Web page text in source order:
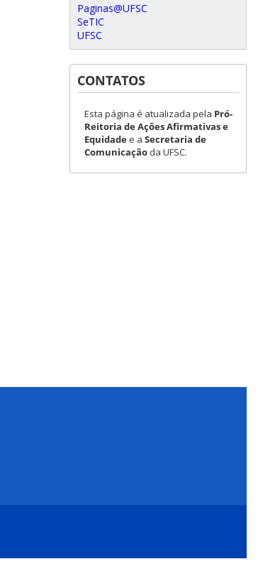
Paginas@UFSC
SeTIC
UFSC
CONTATOS
Esta página é atualizada pela Pró-
Reitoria de Ações Afirmativas e
Equidadee a Secretaria de
Comunicação da UFSC.